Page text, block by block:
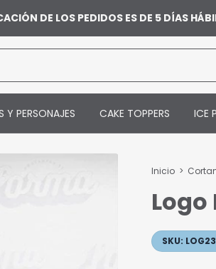
DE LOS PEDIDOS ES DE 5 DÍAS
Y PERSONAJES CAKE TOPPERS ICE
Inicio >
SKU: LOG23